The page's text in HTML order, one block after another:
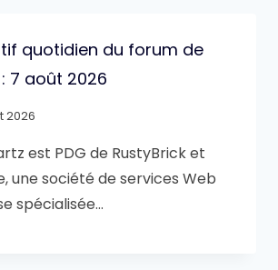
quotidien du forum de
7 août 2026
2026
est PDG de RustyBrick et
une société de services Web
spécialisée…